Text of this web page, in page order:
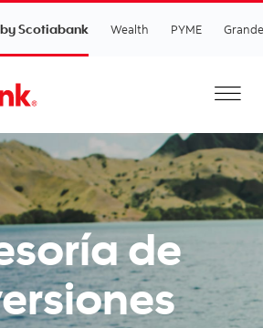
Scotiabank Wealth PYME
de